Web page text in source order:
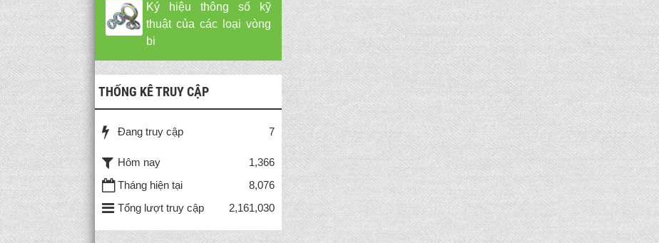
Ký hiệu thông số kỹ
thuật của các loại vòng
bi
THỐNG KÊ TRUY CẬP
Đang truy cập 7
Hôm nay
1,366
Tháng hiện tại
8,076
Tổng lượt truy cập
2,161,030